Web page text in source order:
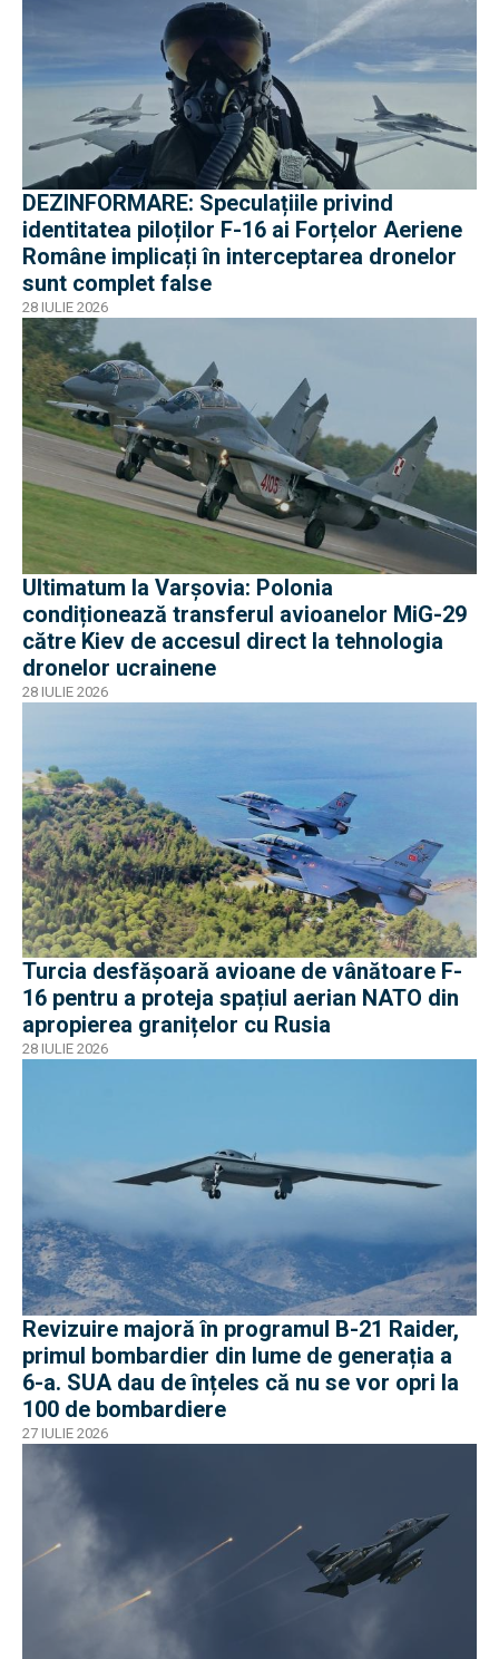
DEZINFORMARE: Speculațiile privind
identitatea piloților F-16 ai Forțelor Aeriene
Române implicați în interceptarea dronelor
sunt complet false
28 IULIE 2026
Ultimatum la Varșovia: Polonia
condiționează transferul avioanelor MiG-29
către Kiev de accesul direct la tehnologia
dronelor ucrainene
28 IULIE 2026
Turcia desfășoară avioane de vânătoare F-
16 pentru a proteja spațiul aerian NATO din
apropierea granițelor cu Rusia
28 IULIE 2026
Revizuire majoră în programul B-21 Raider,
primul bombardier din lume de generația a
6-a. SUA dau de înțeles că nu se vor opri la
100 de bombardiere
27 IULIE 2026